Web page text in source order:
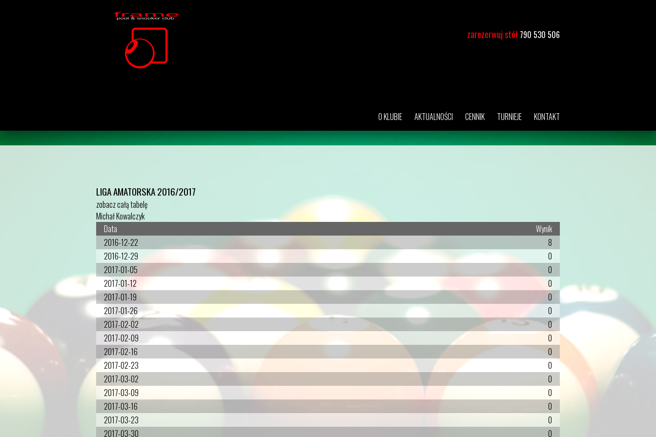
zarezerwuj stół 790 530 506
O KLUBIE AKTUALNOŚCI CENNIK TURNIEJE KONTAKT
LIGA AMATORSKA 2016/2017
zobacz całą tabelę
Michał Kowalczyk
Data
Wynik
2016-12-22
8
2016-12-29
0
2017-01-05
0
2017-01-12
0
2017-01-19
0
2017-01-26
0
2017-02-02
0
2017-02-09
0
2017-02-16
0
2017-02-23
0
2017-03-02
0
2017-03-09
0
2017-03-16
0
2017-03-23
0
2017-03-30
0